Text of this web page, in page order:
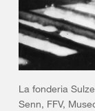
La fonderia
Senn, FFV,